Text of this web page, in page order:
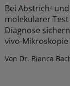
Bei Abstrich-
molekularer
Diagnose
vivo-
Von Dr. Bianca